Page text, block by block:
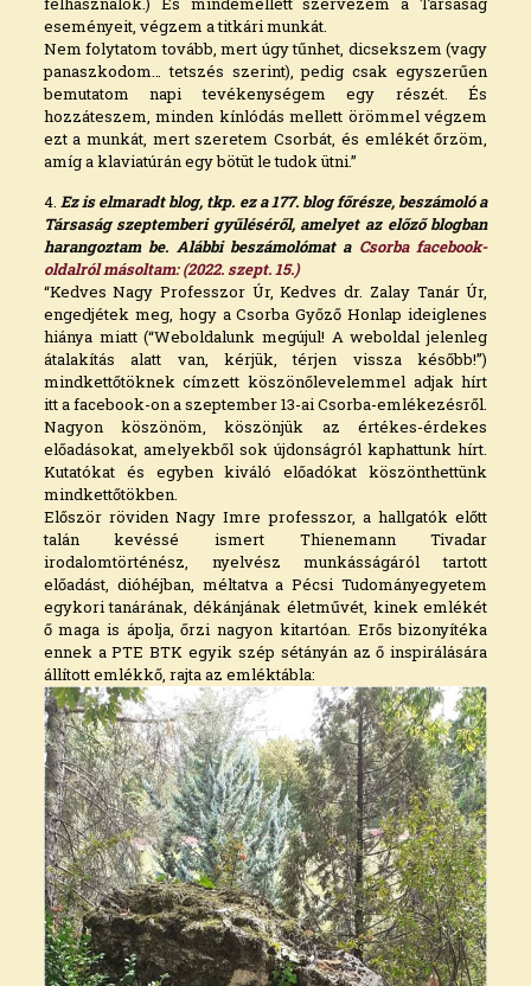
eseményeit, végzem a titkári munkát.
Nem folytatom tovább, mert úgy tűnhet, dicsekszem (vagy
panaszkodom… tetszés szerint), pedig csak egyszerűen
bemutatom napi tevékenységem egy részét. És
hozzáteszem, minden kínlódás mellett örömmel végzem
ezt a munkát, mert szeretem Csorbát, és emlékét őrzöm,
amíg a klaviatúrán egy bötüt le tudok ütni.”
4. Ez is elmaradt blog, tkp. ez a 177. blog főrésze, beszámoló a
Társaság szeptemberi gyűléséről, amelyet az előző blogban
harangoztam be. Alábbi beszámolómat a Csorba facebook-
oldalról másoltam: (2022. szept. 15.)
“Kedves Nagy Professzor Úr, Kedves dr. Zalay Tanár Úr,
engedjétek meg, hogy a Csorba Győző Honlap ideiglenes
hiánya miatt (“Weboldalunk megújul! A weboldal jelenleg
átalakítás alatt van, kérjük, térjen vissza később!”)
mindkettőtöknek címzett köszönőlevelemmel adjak hírt
itt a facebook-on a szeptember 13-ai Csorba-emlékezésről.
Nagyon köszönöm, köszönjük az értékes-érdekes
előadásokat, amelyekből sok újdonságról kaphattunk hírt.
Kutatókat és egyben kiváló előadókat köszönthettünk
mindkettőtökben.
Először röviden Nagy Imre professzor, a hallgatók előtt
talán kevéssé ismert Thienemann Tivadar
irodalomtörténész, nyelvész munkásságáról tartott
előadást, dióhéjban, méltatva a Pécsi Tudományegyetem
egykori tanárának, dékánjának életművét, kinek emlékét
ő maga is ápolja, őrzi nagyon kitartóan. Erős bizonyítéka
ennek a PTE BTK egyik szép sétányán az ő inspirálására
állított emlékkő, rajta az emléktábla: